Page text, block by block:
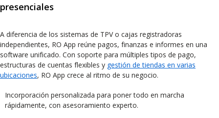
presenciales
A diferencia de los sistemas de TPV o cajas registradoras
independientes, RO App reúne pagos, finanzas e informes en una
software unificado. Con soporte para múltiples tipos de pago,
estructuras de cuentas flexibles y gestión de tiendas en varias
ubicaciones, RO App crece al ritmo de su negocio.
Incorporación personalizada para poner todo en marcha
rápidamente, con asesoramiento experto.